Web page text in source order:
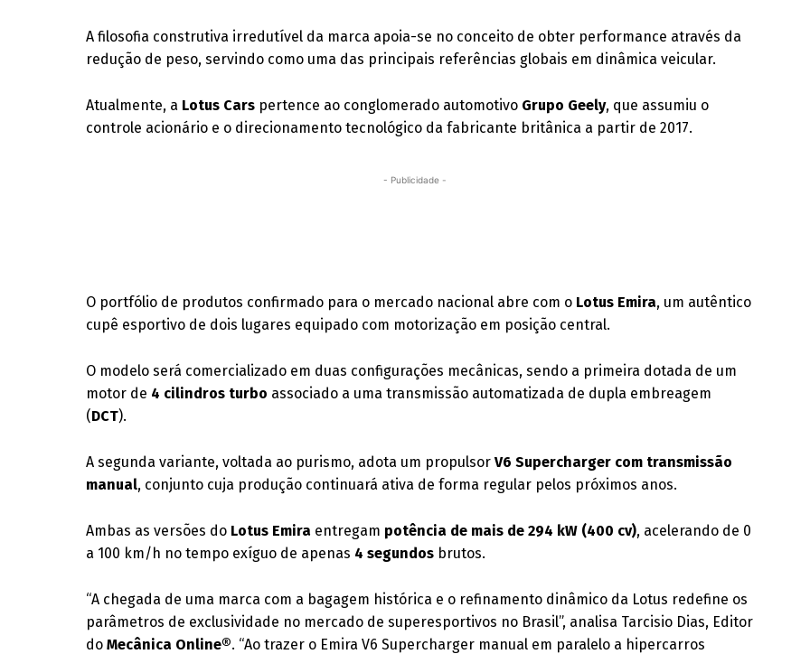
A filosofia construtiva irredutível da marca apoia-se no conceito de obter performance através da
redução de peso, servindo como uma das principais referências globais em dinâmica veicular.
Atualmente, a Lotus Cars pertence ao conglomerado automotivo Grupo Geely, que assumiu o
controle acionário e o direcionamento tecnológico da fabricante britânica a partir de 2017.
- Publicidade -
O portfólio de produtos confirmado para o mercado nacional abre com o Lotus Emira, um autêntico
cupê esportivo de dois lugares equipado com motorização em posição central.
O modelo será comercializado em duas configurações mecânicas, sendo a primeira dotada de um
motor de 4 cilindros turbo associado a uma transmissão automatizada de dupla embreagem
(DCT).
A segunda variante, voltada ao purismo, adota um propulsorV6 Supercharger com transmissão
manual, conjunto cuja produção continuará ativa de forma regular pelos próximos anos.
Ambas as versões do Lotus Emira entregam potência de mais de 294 kW (400 cv), acelerando de 0
a 100 km/h no tempo exíguo de apenas 4 segundos brutos.
“A chegada de uma marca com a bagagem histórica e o refinamento dinâmico da Lotus redefine os
parâmetros de exclusividade no mercado de superesportivos no Brasil”, analisa Tarcisio Dias, Editor
doMecânica Online®. “Ao trazer o Emira V6 Supercharger manual em paralelo a hipercarros